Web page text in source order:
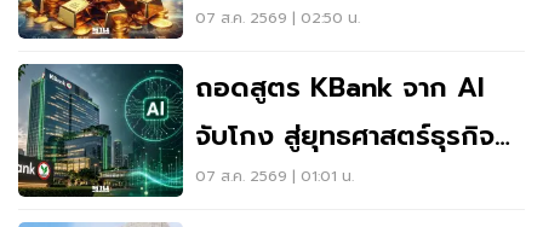
สหรัฐ
07 ส.ค. 2569 | 02:50 น.
ถอดสูตร KBank จาก AI
จับโกง สู่ยุทธศาสตร์ธุรกิจ
ดัน 500 ยูสเคสใช้จริง
07 ส.ค. 2569 | 01:01 น.